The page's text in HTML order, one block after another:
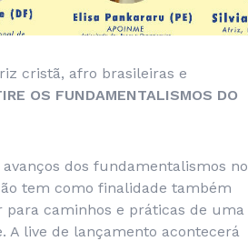
cristã, afro brasileiras e
OS FUNDAMENTALISMOS DO
dos fundamentalismos no
tem como finalidade também
caminhos e práticas de uma
A live de lançamento acontecerá